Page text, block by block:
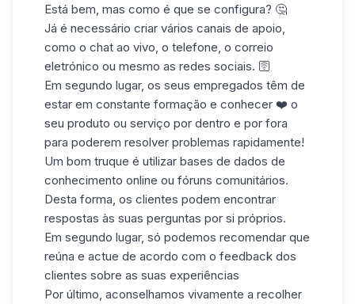
Está bem, mas como é que se configura? 🤔
Já é necessário criar vários canais de apoio,
como o chat ao vivo, o telefone, o correio
eletrónico ou mesmo as redes sociais. 🛜
Em segundo lugar, os seus empregados têm de
estar em constante formação e conhecer ❤️ o
seu produto ou serviço por dentro e por fora
para poderem resolver problemas rapidamente!
Um bom truque é utilizar bases de dados de
conhecimento online ou fóruns comunitários.
Desta forma, os clientes podem encontrar
respostas às suas perguntas por si próprios.
Em segundo lugar, só podemos recomendar que
reúna e actue de acordo com o feedback dos
clientes sobre as suas experiências
Por último, aconselhamos vivamente a recolher